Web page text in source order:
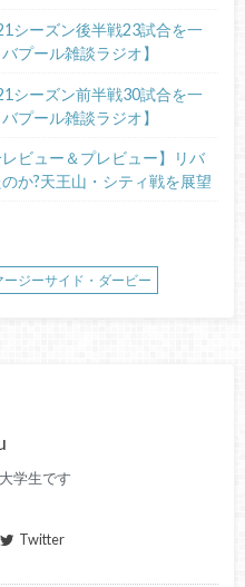
シーズン後半戦23試合を一
プール雑談ラジオ】
シーズン前半戦30試合を一
プール雑談ラジオ】
レビュー＆プレビュー】リバ
か?天王山・シティ戦を展望
ージーサイド・ダービー
学生です
Twitter